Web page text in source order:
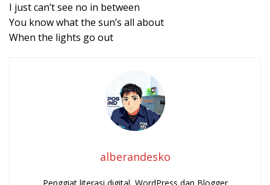
I just can’t see no in between
You know what the sun’s all about
When the lights go out
alberandesko